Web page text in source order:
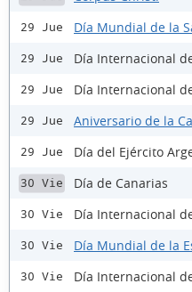
29 Jue Día Mundial de la
29 Jue Día Internacional
29 Jue Día Internacional
29 Jue Aniversario de la
29 Jue Día del Ejército
30 Vie Día de Canarias
30 Vie Día Internacional
30 Vie Día Mundial de la
30 Vie Día Internacional